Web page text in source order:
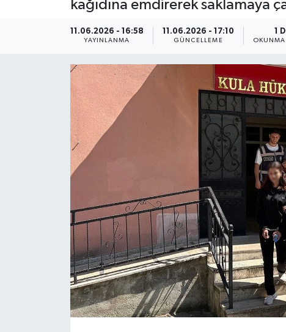
kağıdına emdirerek saklamaya
11.06.2026 - 16:58
YAYINLANMA
11.06.2026 - 17:10
GÜNCELLEME
1
OKUNMA
EKONOMİ
English News
Flaş Haber
Gayrimenkul